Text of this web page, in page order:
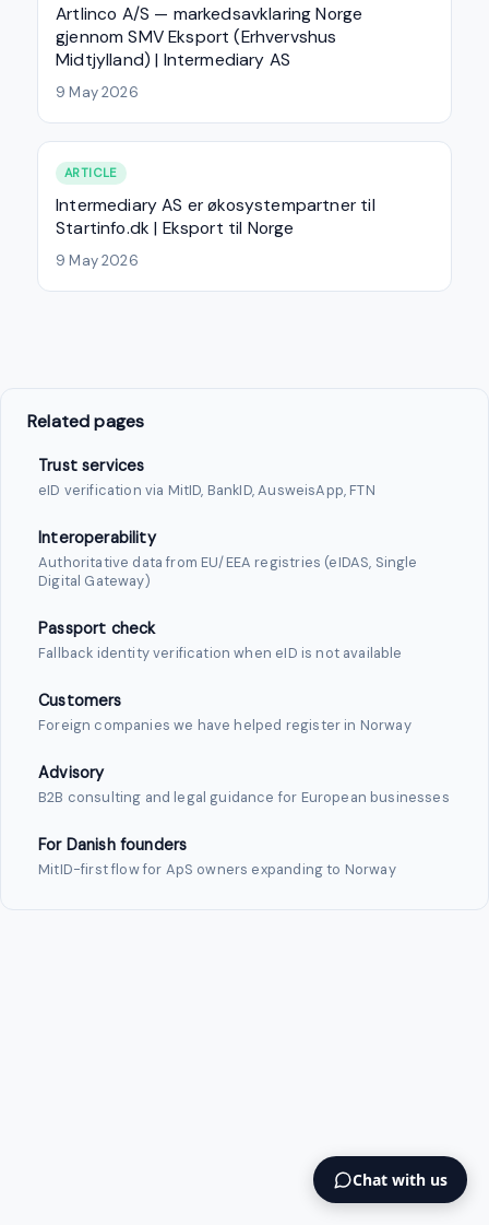
Artlinco A/S — markedsavklaring Norge
gjennom SMV Eksport (Erhvervshus
Midtjylland) | Intermediary AS
9 May 2026
ARTICLE
Intermediary AS er økosystempartner til
Startinfo.dk | Eksport til Norge
9 May 2026
Related pages
Trust services
eID verification via MitID, BankID, AusweisApp, FTN
Interoperability
Authoritative data from EU/EEA registries (eIDAS, Single
Digital Gateway)
Passport check
Fallback identity verification when eID is not available
Customers
Foreign companies we have helped register in Norway
Advisory
B2B consulting and legal guidance for European businesses
For Danish founders
MitID-first flow for ApS owners expanding to Norway
Chat with us